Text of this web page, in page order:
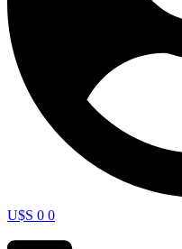
U$S 0 0